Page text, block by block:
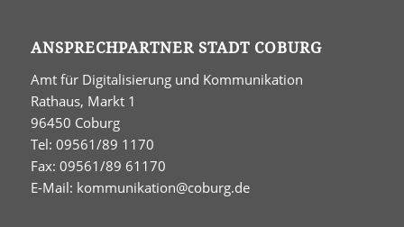
ANSPRECHPARTNER STADT COBURG
Amt für Digitalisierung und Kommunikation
Rathaus, Markt 1
96450 Coburg
Tel: 09561/89 1170
Fax: 09561/89 61170
E-Mail: kommunikation@coburg.de